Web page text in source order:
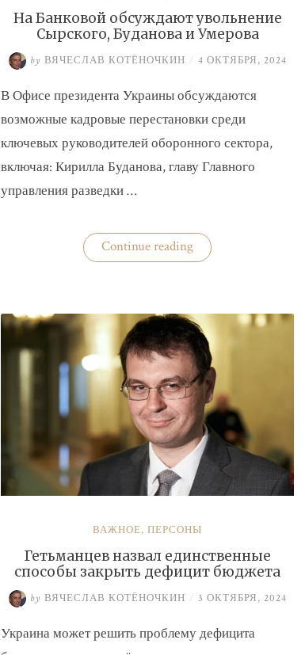
На Банковой обсуждают увольнение
Сырского, Буданова и Умерова
by ВЯЧЕСЛАВ КОТЁНОЧКИН / 4 ОКТЯБРЯ, 2024
В Офисе президента Украины обсуждаются
возможные кадровые перестановки среди
ключевых руководителей оборонного сектора,
включая: Кирилла Буданова, главу Главного
управления разведки …
Continue reading«На
Банковой
Буданова
и
Умерова»
ВАЖНОЕ, ПЕРСОНЫ
Гетьманцев назвал единственные
способы закрыть дефицит бюджета
by ВЯЧЕСЛАВ КОТЁНОЧКИН / 3 ОКТЯБРЯ, 2024
Украина может решить проблему дефицита